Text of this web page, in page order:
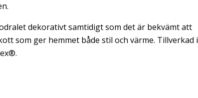
dekorativt samtidigt som det är bekvämt att
som ger hemmet både stil och värme. Tillverkad i